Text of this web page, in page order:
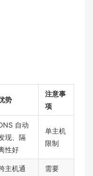
势
注意事
项
自动
现、隔
性好
单主机
限制
主机通
需要